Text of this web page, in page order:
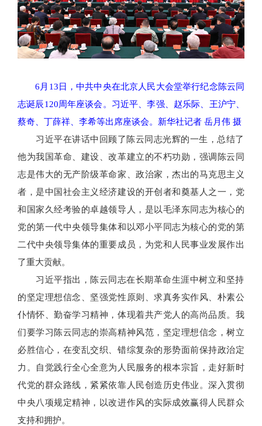
6月13日，中共中央在北京人民大会堂举行纪念陈云同
志诞辰120周年座谈会。习近平、李强、赵乐际、王沪宁、
蔡奇、丁薛祥、李希等出席座谈会。新华社记者 岳月伟 摄
习近平在讲话中回顾了陈云同志光辉的一生，总结了
他为我国革命、建设、改革建立的不朽功勋，强调陈云同
志是伟大的无产阶级革命家、政治家，杰出的马克思主义
者，是中国社会主义经济建设的开创者和奠基人之一，党
和国家久经考验的卓越领导人，是以毛泽东同志为核心的
党的第一代中央领导集体和以邓小平同志为核心的党的第
二代中央领导集体的重要成员，为党和人民事业发展作出
了重大贡献。
习近平指出，陈云同志在长期革命生涯中树立和坚持
的坚定理想信念、坚强党性原则、求真务实作风、朴素公
仆情怀、勤奋学习精神，体现着共产党人的高尚品质。我
们要学习陈云同志的崇高精神风范，坚定理想信念，树立
必胜信心，在变乱交织、错综复杂的形势面前保持政治定
力。自觉践行全心全意为人民服务的根本宗旨，走好新时
代党的群众路线，紧紧依靠人民创造历史伟业。深入贯彻
中央八项规定精神，以改进作风的实际成效赢得人民群众
支持和拥护。